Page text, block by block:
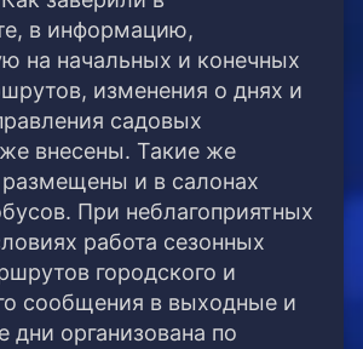
в информацию,
на начальных и конечных
изменения о днях и
садовых
внесены. Такие же
и в салонах
При неблагоприятных
работа сезонных
городского и
сообщения в выходные и
дни организована по